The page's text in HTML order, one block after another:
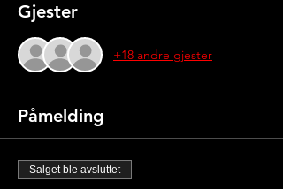
Gjester
+18 andre gjester
Påmelding
Salget ble avsluttet